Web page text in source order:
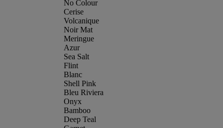
No Colour
Cerise
Volcanique
Noir Mat
Meringue
Azur
Sea Salt
Flint
Blanc
Shell Pink
Bleu Riviera
Onyx
Bamboo
Deep Teal